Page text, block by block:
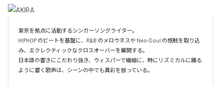
東京を拠点に活動するシンガーソングライター。
HIPHOP のビートを基盤に、R&B のメロウネスや Neo-Soul の感触を取り込
み、エクレクティックなクロスオーバーを展開する。
日本語の響きにこだわり抜き、ウィスパーで繊細に、時にリズミカルに踊る
ように響く歌声は、シーンの中でも異彩を放っている。